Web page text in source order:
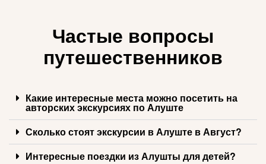
Частые вопросы
путешественников
Какие интересные места можно посетить на
авторских экскурсиях по Алуште
Сколько стоят экскурсии в Алуште в Август?
Интересные поездки из Алушты для детей?